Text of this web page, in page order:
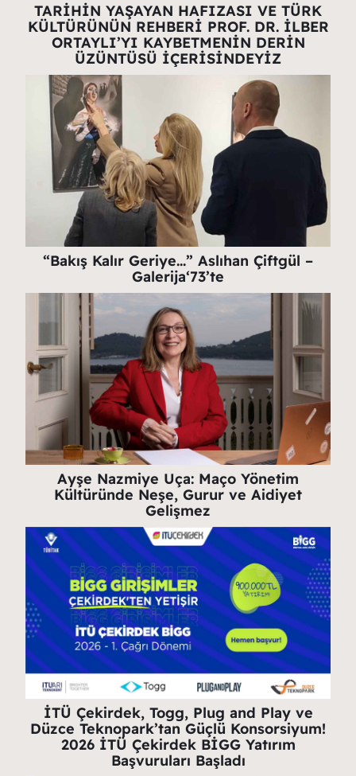
TARİHİN YAŞAYAN HAFIZASI VE TÜRK
KÜLTÜRÜNÜN REHBERİ PROF. DR. İLBER
ORTAYLI’YI KAYBETMENİN DERİN
ÜZÜNTÜSÜ İÇERİSİNDEYİZ
“Bakış Kalır Geriye…” Aslıhan Çiftgül –
Galerija‘73’te
Ayşe Nazmiye Uça: Maço Yönetim
Kültüründe Neşe, Gurur ve Aidiyet
Gelişmez
İTÜ Çekirdek, Togg, Plug and Play ve
Düzce Teknopark’tan Güçlü Konsorsiyum!
2026 İTÜ Çekirdek BİGG Yatırım
Başvuruları Başladı